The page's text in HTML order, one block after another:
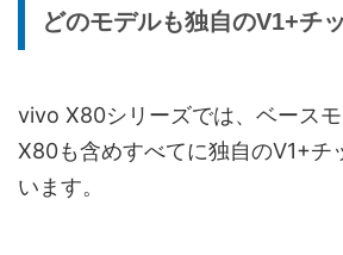
どのモデルも独自のV1+チ
vivo X80シリーズでは、ベース
X80も含めすべてに独自のV1+チ
います。